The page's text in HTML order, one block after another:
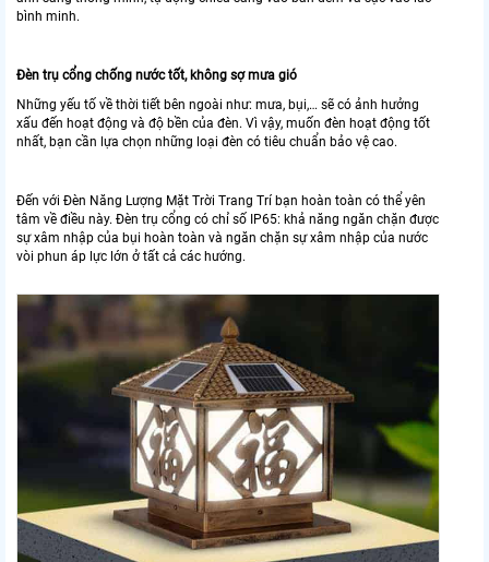
bình minh.
Đèn trụ cổng chống nước tốt, không sợ mưa gió
Những yếu tố về thời tiết bên ngoài như: mưa, bụi,… sẽ có ảnh hưởng
xấu đến hoạt động và độ bền của đèn. Vì vậy, muốn đèn hoạt động tốt
nhất, bạn cần lựa chọn những loại đèn có tiêu chuẩn bảo vệ cao.
Đến với Đèn Năng Lượng Mặt Trời Trang Trí bạn hoàn toàn có thể yên
tâm về điều này. Đèn trụ cổng có chỉ số IP65: khả năng ngăn chặn được
sự xâm nhập của bụi hoàn toàn và ngăn chặn sự xâm nhập của nước
vòi phun áp lực lớn ở tất cả các hướng.